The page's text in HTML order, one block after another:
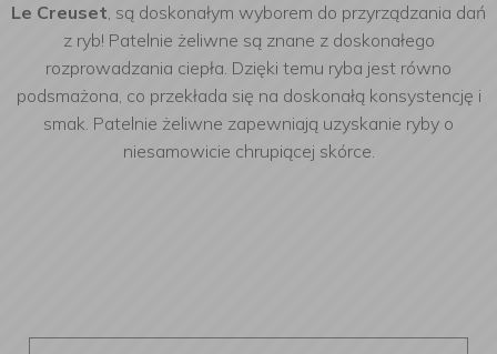
Le Creuset, są doskonałym wyborem do przyrządzania dań
z ryb! Patelnie żeliwne są znane z doskonałego
rozprowadzania ciepła. Dzięki temu ryba jest równo
podsmażona, co przekłada się na doskonałą konsystencję i
smak. Patelnie żeliwne zapewniają uzyskanie ryby o
niesamowicie chrupiącej skórce.